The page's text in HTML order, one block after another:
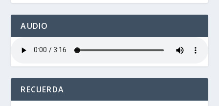
AUDIO
RECUERDA